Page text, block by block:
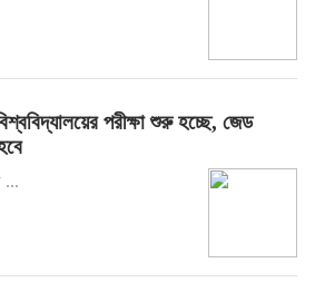
পরীক্ষা শুরু হচ্ছে, জেড
...